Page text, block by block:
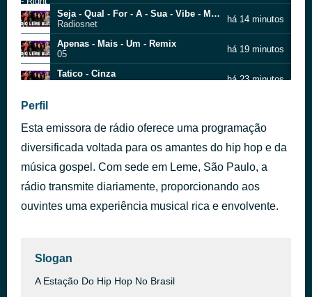
Seja - Qual - For - A - Sua - Vibe - Masc
Radiosnet
há 14 minutos
Apenas - Mais - Um - Remix
05
há 19 minutos
Tatico - Cinza
há 23 minutos
DJ Raffa - DJ Scratch(MP3_320K)
CLAU RAP NACIONAL
COTIDIANO VIOLENTO
DJ IAGO MIX
há 39 minutos
Doacao Hip Hop Radio
Perfil
Esta emissora de rádio oferece uma programação
diversificada voltada para os amantes do hip hop e da
música gospel. Com sede em Leme, São Paulo, a
rádio transmite diariamente, proporcionando aos
ouvintes uma experiência musical rica e envolvente.
Slogan
A Estação Do Hip Hop No Brasil